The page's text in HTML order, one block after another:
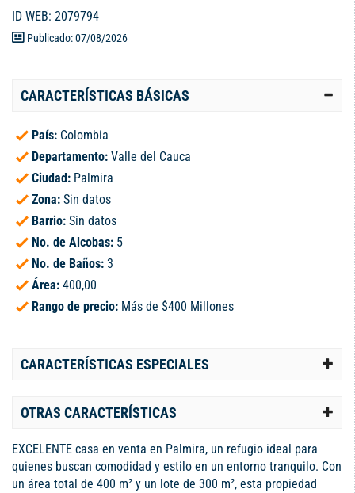
ID WEB: 2079794
Publicado: 07/08/2026
CARACTERÍSTICAS BÁSICAS
País: Colombia
Departamento: Valle del Cauca
Ciudad: Palmira
Zona: Sin datos
Barrio: Sin datos
No. de Alcobas: 5
No. de Baños: 3
Área: 400,00
Rango de precio: Más de $400 Millones
CARACTERÍSTICAS ESPECIALES
OTRAS CARACTERÍSTICAS
EXCELENTE casa en venta en Palmira, un refugio ideal para
quienes buscan comodidad y estilo en un entorno tranquilo. Con
un área total de 400 m² y un lote de 300 m², esta propiedad